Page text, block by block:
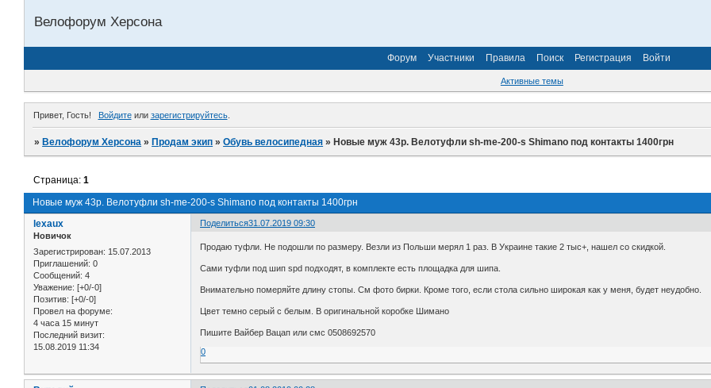
Велофорум Херсона
Форум Участники Правила Поиск Регистрация Войти
Активные темы
Привет, Гость! Войдитеили зарегистрируйтесь.
» Велофорум Херсона » Продам экип »Обувь велосипедная » Новые муж 43р. Велотуфли sh-me-200-s Shimano под контакты 1400грн
Новые муж 43р. Велотуфли sh-me-200-s Shimano под контакты 1400грн
Страница:1
Поделиться31.07.2019 09:30
lexaux
Новичок
Зарегистрирован: 15.07.2013
Приглашений: 0
Сообщений: 4
Уважение: [+0/-0]
Позитив: [+0/-0]
Провел на форуме:
4 часа 15 минут
Последний визит:
15.08.2019 11:34
Продаю туфли. Не подошли по размеру. Везли из Польши мерял 1 раз. В Украине такие 2 тыс+, нашел со скидкой.
Сами туфли под шип spd подходят, в комплекте есть площадка для шипа.
Внимательно померяйте длину стопы. См фото бирки. Кроме того, если стола сильно широкая как у меня, будет неудобно.
Цвет темно серый с белым. В оригинальной коробке Шимано
Пишите Вайбер Вацап или смс 0508692570
0